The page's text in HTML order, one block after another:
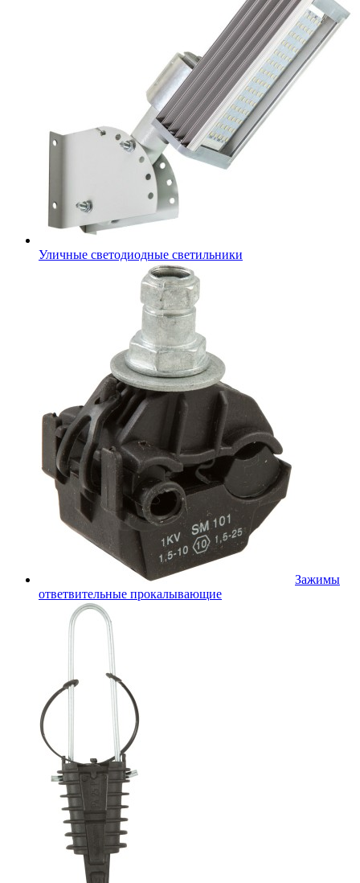
Уличные светодиодные светильники
Зажимы
ответвительные прокалывающие